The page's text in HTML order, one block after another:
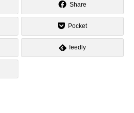
Share
Pocket
feedly